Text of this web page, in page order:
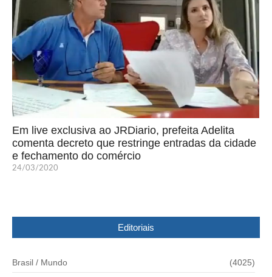
Em live exclusiva ao JRDiario, prefeita Adelita
comenta decreto que restringe entradas da cidade
e fechamento do comércio
24/03/2020
Editoriais
Brasil / Mundo (4025)